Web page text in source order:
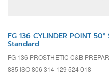
FG 136 CYLINDER POINT
Standard
FG 136 PROSTHETIC C&B
885 ISO 806 314 129 524 018